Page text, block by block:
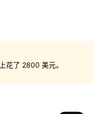
花了 2800 美元。